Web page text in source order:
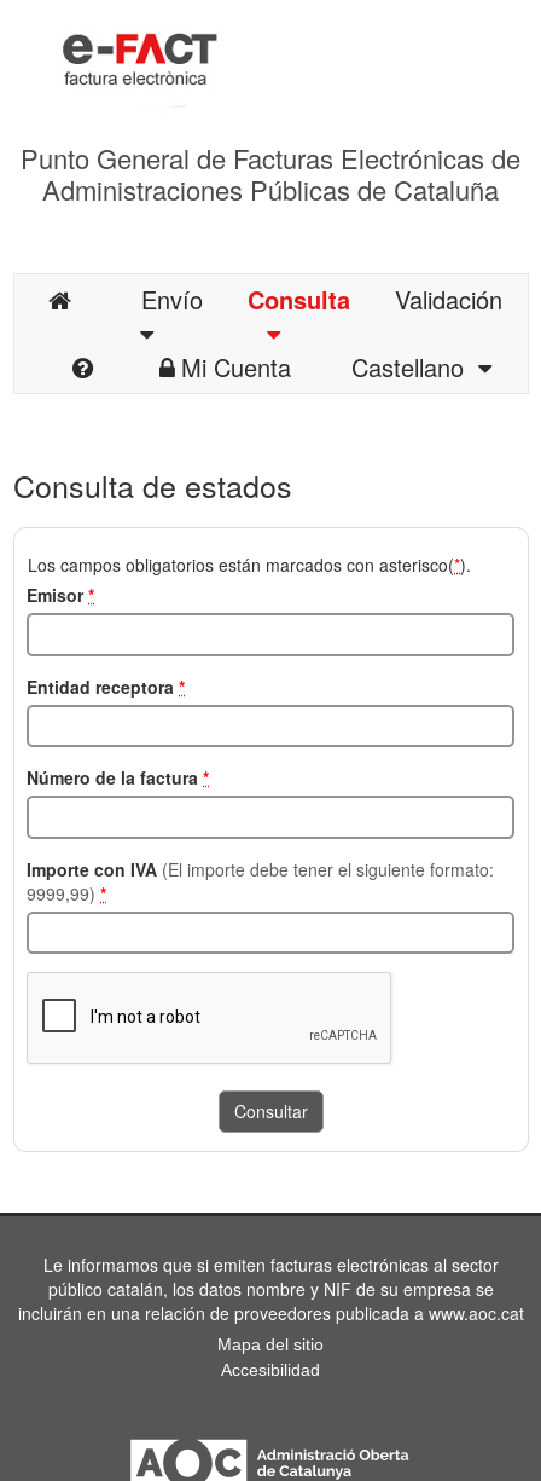
Punto General de Facturas Electrónicas de
Administraciones Públicas de Cataluña
Envío Consulta
Validación
Mi Cuenta
Castellano
Consulta de estados
Los campos obligatorios están marcados con asterisco(*).
Emisor*
Entidad receptora *
Número de la factura *
Importe con IVA (El importe debe tener el siguiente formato:
9999,99) *
Le informamos que si emiten facturas electrónicas al sector
público catalán, los datos nombre y NIF de su empresa se
incluirán en una relación de proveedores publicada a www.aoc.cat
Mapa del sitio
Accesibilidad